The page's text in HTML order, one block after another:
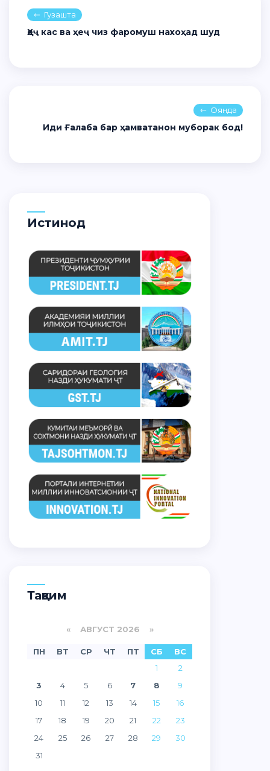
Гузашта
Ҳеҷ кас ва ҳеҷ чиз фаромуш нахоҳад шуд
Оянда
Иди Ғалаба бар ҳамватанон муборак бод!
Истинод
Тақвим
«АВГУСТ 2026 »
ПН ВТ СР ЧТ ПТ СБ
ВС
1
2
3
4 5 6 7 8
9
10
11 12 13 14 15
16
17
18 19 20 21 22
23
24
25 26 27 28 29
30
31